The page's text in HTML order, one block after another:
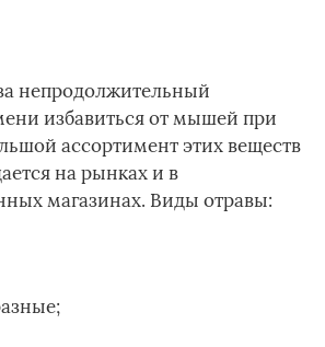
непродолжительный
избавиться от мышей при
ассортимент этих веществ
на рынках и в
магазинах. Виды отравы: